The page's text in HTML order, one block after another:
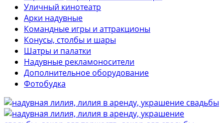
Уличный кинотеатр
Арки надувные
Командные игры и аттракционы
Конусы, столбы и шары
Шатры и палатки
Надувные рекламоносители
Дополнительное оборудование
Фотобудка